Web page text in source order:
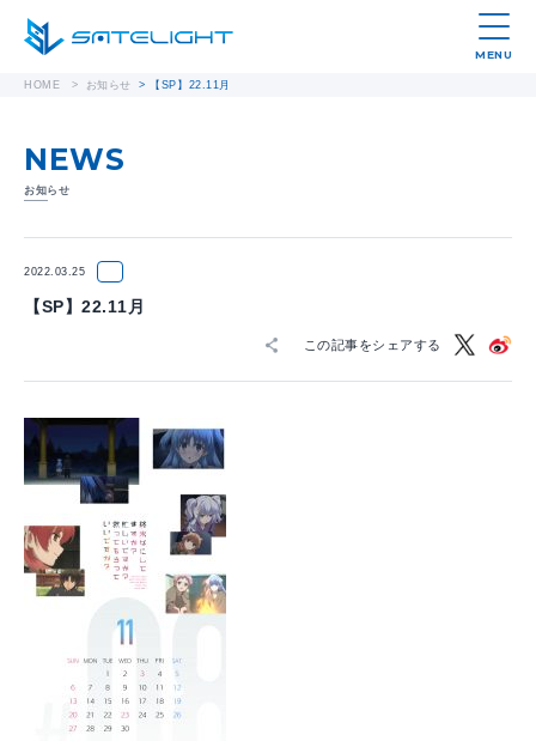
MENU
HOME > お知らせ > 【SP】22.11月
NEWS
お知らせ
2022.03.25
【SP】22.11月
この記事をシェアする